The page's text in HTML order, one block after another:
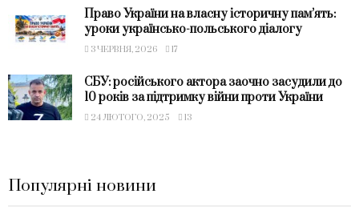
Право України на власну історичну пам’ять:
уроки українсько-польського діалогу
3 ЧЕРВНЯ, 2026 17
СБУ: російського актора заочно засудили до
10 років за підтримку війни проти України
24 ЛЮТОГО, 2025 13
Популярні новини